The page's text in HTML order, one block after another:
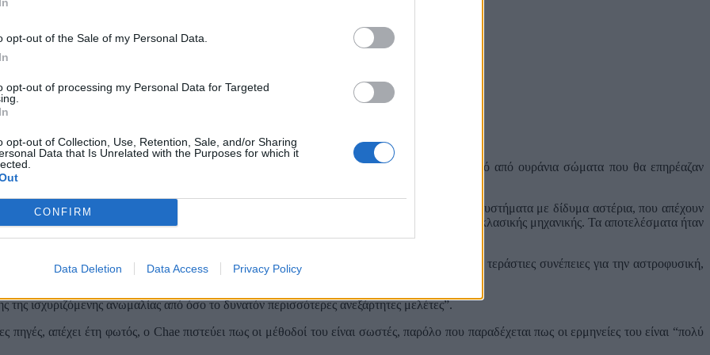
opt-out of the Sale of my Personal Data.
opt-out of processing my Personal Data for Targeted
opt-out of Collection, Use, Retention, Sale, and/or Sharing
Data that Is Unrelated with the Purposes for which it
CONFIRM
Data Deletion Data Access Privacy Policy
μικρότερο και γνωστό σύστημα δίδυμων αστέρων, που είναι γνωστό πως είναι καθαρό από ουράνια σώματα που θα επηρέαζαν
συμπεριφέρονταν όπως ορίζει η Νευτώνεια δυναμική, χωρίς κανένα πρόβλημα. Όμως σε συστήματα με δίδυμα αστέρια, που απέχουν
μια αύξηση ταχύτητας σε χαμηλή επιτάχυνση, που δεν συμβαδίζει με τις προβλέψεις της κλασικής μηχανικής. Τα αποτελέσματα ήταν
στα μοντέλα του.
τόσο της Νευτώνειας δυναμικής όσο και της γενικής σχετικότητας και έτσι έχει τεράστιες συνέπειες για την αστροφυσική,
της ισχυριζόμενης ανωμαλίας από όσο το δυνατόν περισσότερες ανεξάρτητες μελέτες”.
απέχει έτη φωτός, ο Chae πιστεύει πως οι μέθοδοί του είναι σωστές, παρόλο που παραδέχεται πως οι ερμηνείες του είναι “πολύ